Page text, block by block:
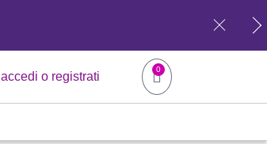
accedi o registrati
0